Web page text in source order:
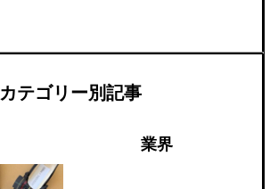
カテゴリー別記事
業界